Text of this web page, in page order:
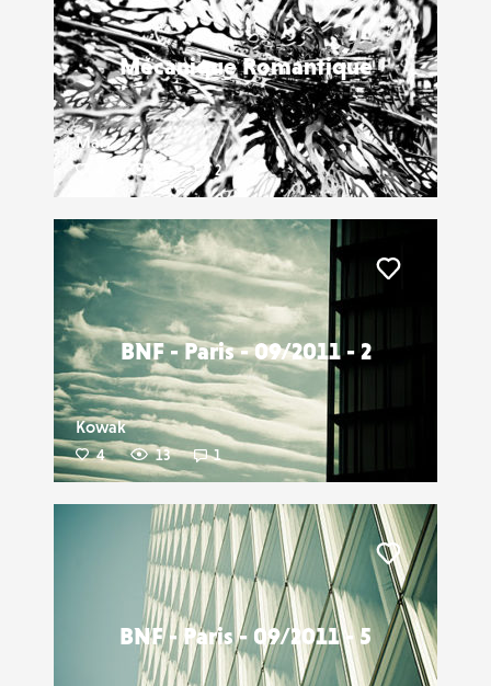
Mécanique Romantique
Marz
2
BNF - Paris - 09/2011 - 2
Kowak
4 13 1
BNF - Paris - 09/2011 - 5
Liker